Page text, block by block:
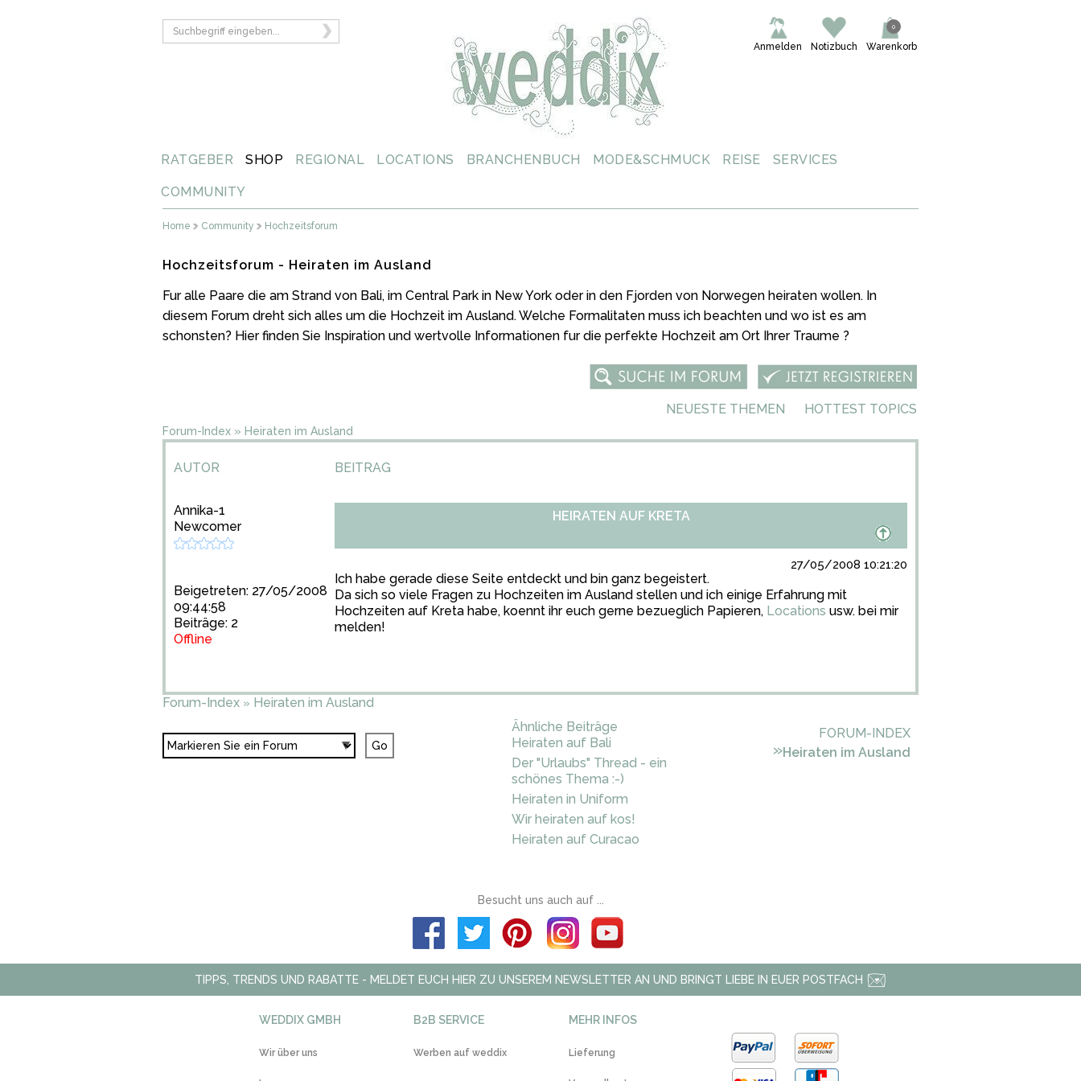
Warenkorb
0
Notizbuch
Anmelden
RATGEBER SHOP REGIONAL LOCATIONS BRANCHENBUCH MODE&SCHMUCK REISE SERVICES
COMMUNITY
Home Community Hochzeitsforum
Hochzeitsforum - Heiraten im Ausland
Fur alle Paare die am Strand von Bali, im Central Park in New York oder in den Fjorden von Norwegen heiraten wollen. In
diesem Forum dreht sich alles um die Hochzeit im Ausland. Welche Formalitaten muss ich beachten und wo ist es am
schonsten? Hier finden Sie Inspiration und wertvolle Informationen fur die perfekte Hochzeit am Ort Ihrer Traume ?
NEUESTE THEMEN HOTTEST TOPICS
Forum-Index » Heiraten im Ausland
AUTOR BEITRAG
Annika-1
Newcomer
Beigetreten: 27/05/2008
09:44:58
Beiträge: 2
Offline
HEIRATEN AUF KRETA
27/05/2008 10:21:20
Ich habe gerade diese Seite entdeckt und bin ganz begeistert.
Da sich so viele Fragen zu Hochzeiten im Ausland stellen und ich einige Erfahrung mit
Hochzeiten auf Kreta habe, koennt ihr euch gerne bezueglich Papieren, Locations usw. bei mir
melden!
Forum-Index » Heiraten im Ausland
Ähnliche Beiträge
Heiraten auf Bali
Der "Urlaubs" Thread - ein
schönes Thema :-)
Heiraten in Uniform
Wir heiraten auf kos!
Heiraten auf Curacao
FORUM-INDEX
»Heiraten im Ausland
Besucht uns auch auf ...
TIPPS, TRENDS UND RABATTE - MELDET EUCH HIER ZU UNSEREM NEWSLETTER AN UND BRINGT LIEBE IN EUER POSTFACH
WEDDIX GMBH
Wir über uns
B2B SERVICE
Werben auf weddix
MEHR INFOS
Lieferung